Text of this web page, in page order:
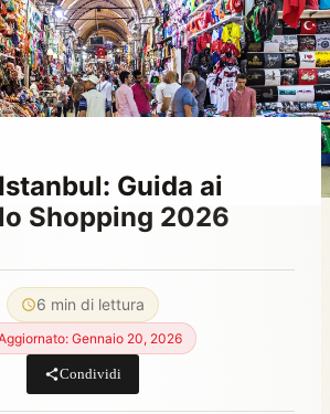
Guida ai
Shopping 2026
6 min di lettura
Gennaio 20, 2026
Condividi